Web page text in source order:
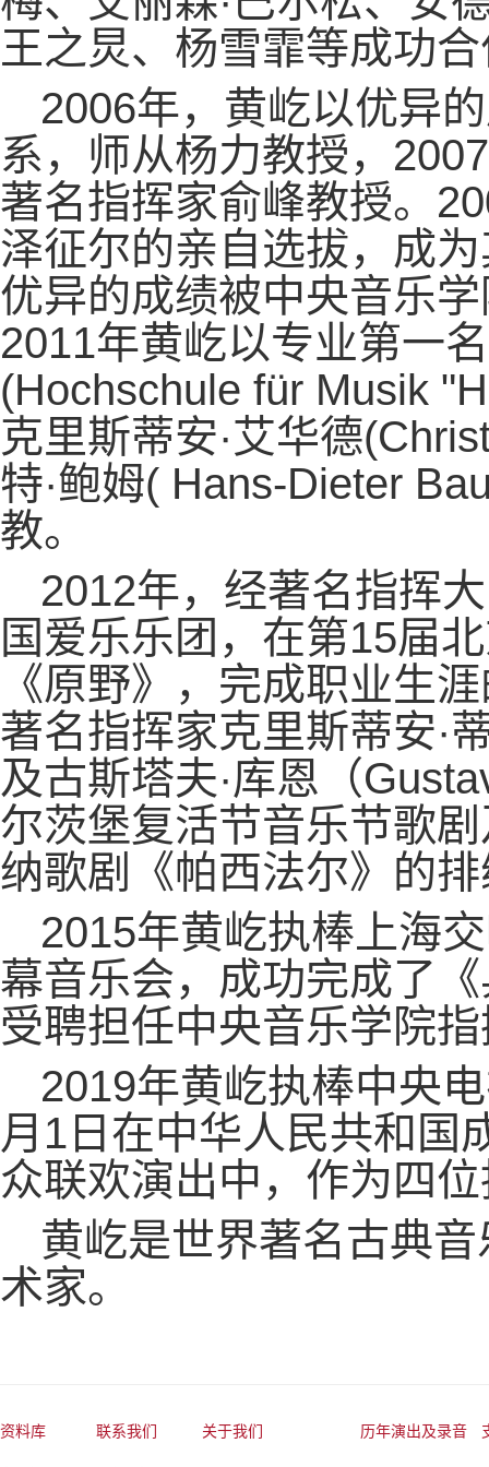
王之炅、杨雪霏等成功
2006年，黄屹以优异
系，师从杨力教授，
著名指挥家俞峰教授。
泽征尔的亲自选拔，成
优异的成绩被中央音乐
2011年黄屹以专业第一
(Hochschule für Musik
克里斯蒂安·艾华德
特·鲍姆( Hans-Dieter
教。
2012年，经著名指挥
国爱乐乐团，在第15届
《原野》，完成职业生
著名指挥家克里斯蒂安·
及古斯塔夫·库恩（
尔茨堡复活节音乐节歌
纳歌剧《帕西法尔》的
2015年黄屹执棒上海
幕音乐会，成功完成了
受聘担任中央音乐学院
2019年黄屹执棒中央
月1日在中华人民共和国
众联欢演出中，作为四
黄屹是世界著名古典
术家。
资料库 联系我们 关于我们 历年演出及录音